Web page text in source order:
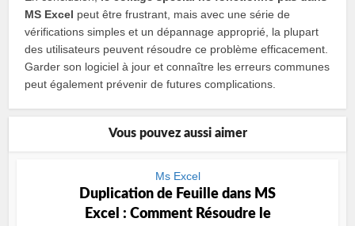
MS Excel peut être frustrant, mais avec une série de
vérifications simples et un dépannage approprié, la plupart
des utilisateurs peuvent résoudre ce problème efficacement.
Garder son logiciel à jour et connaître les erreurs communes
peut également prévenir de futures complications.
Vous pouvez aussi aimer
Ms Excel
Duplication de Feuille dans MS
Excel : Comment Résoudre le